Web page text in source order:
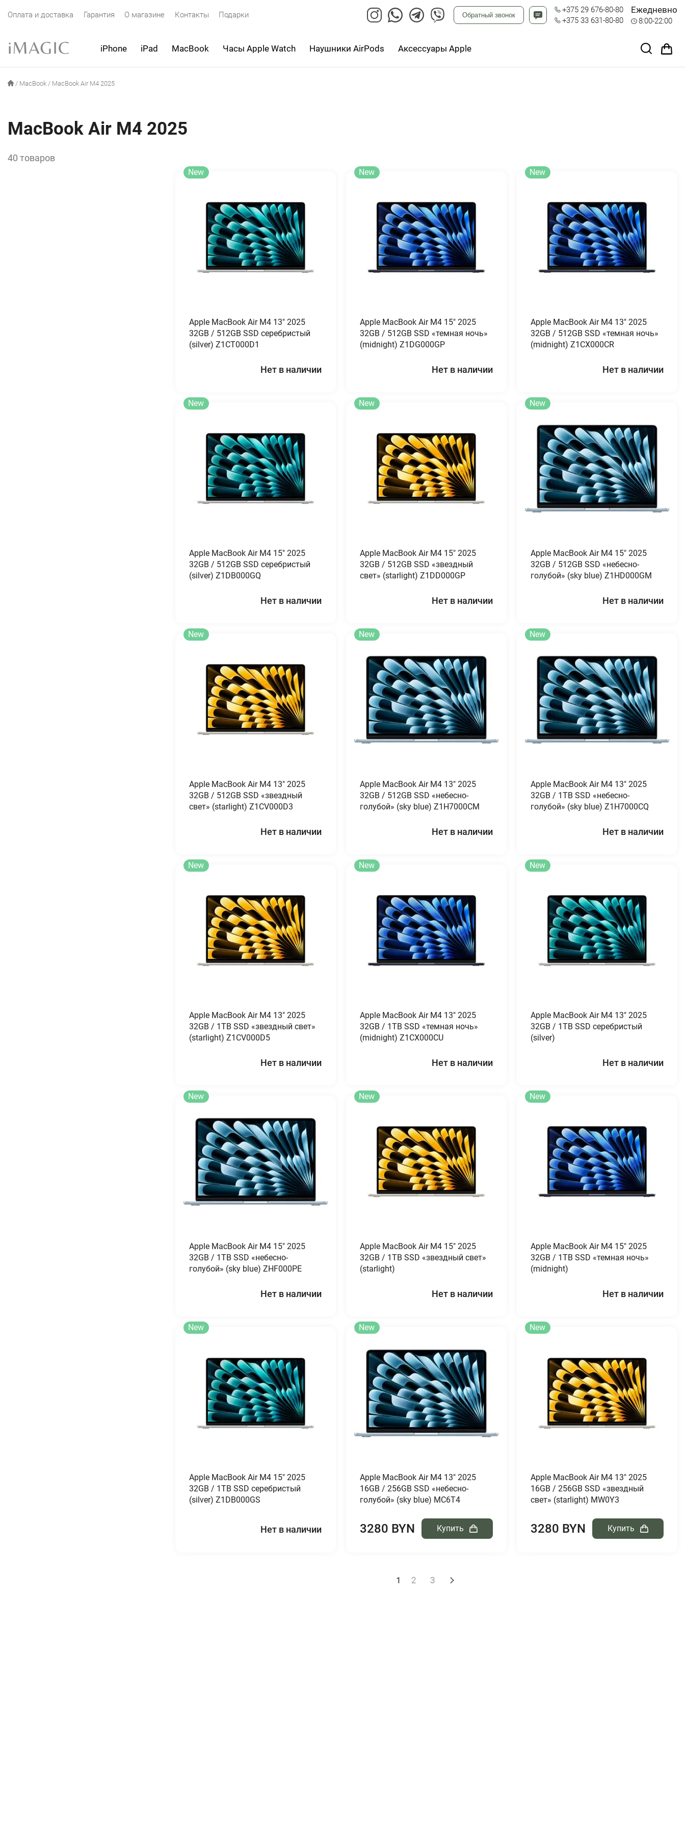
Оплата и доставка Гарантия О магазине Контакты Подарки Обратный звонок
+375 29 676-80-80
+375 33 631-80-80
Ежедневно
8:00-22:00
iPhone iPad MacBook Часы Apple Watch Наушники AirPods Аксессуары Apple
/ MacBook / MacBook Air M4 2025
MacBook Air M4 2025
40 товаров
New
Apple MacBook Air M4 13″ 2025
32GB / 512GB SSD серебристый
(silver) Z1CT000D1
Нет в наличии
New
Apple MacBook Air M4 15″ 2025
32GB / 512GB SSD «темная ночь»
(midnight) Z1DG000GP
Нет в наличии
New
Apple MacBook Air M4 13″ 2025
32GB / 512GB SSD «темная ночь»
(midnight) Z1CX000CR
Нет в наличии
New
Apple MacBook Air M4 15″ 2025
32GB / 512GB SSD серебристый
(silver) Z1DB000GQ
Нет в наличии
New
Apple MacBook Air M4 15″ 2025
32GB / 512GB SSD «звездный
свет» (starlight) Z1DD000GP
Нет в наличии
New
Apple MacBook Air M4 15″ 2025
32GB / 512GB SSD «небесно-
голубой» (sky blue) Z1HD000GM
Нет в наличии
New
Apple MacBook Air M4 13″ 2025
32GB / 512GB SSD «звездный
свет» (starlight) Z1CV000D3
Нет в наличии
New
Apple MacBook Air M4 13″ 2025
32GB / 512GB SSD «небесно-
голубой» (sky blue) Z1H7000CM
Нет в наличии
New
Apple MacBook Air M4 13″ 2025
32GB / 1TB SSD «небесно-
голубой» (sky blue) Z1H7000CQ
Нет в наличии
New
Apple MacBook Air M4 13″ 2025
32GB / 1TB SSD «звездный свет»
(starlight) Z1CV000D5
Нет в наличии
New
Apple MacBook Air M4 13″ 2025
32GB / 1TB SSD «темная ночь»
(midnight) Z1CX000CU
Нет в наличии
New
Apple MacBook Air M4 13″ 2025
32GB / 1TB SSD серебристый
(silver)
Нет в наличии
New
Apple MacBook Air M4 15″ 2025
32GB / 1TB SSD «небесно-
голубой» (sky blue) ZHF000PE
Нет в наличии
New
Apple MacBook Air M4 15″ 2025
32GB / 1TB SSD «звездный свет»
(starlight)
Нет в наличии
New
Apple MacBook Air M4 15″ 2025
32GB / 1TB SSD «темная ночь»
(midnight)
Нет в наличии
New
Apple MacBook Air M4 15″ 2025
32GB / 1TB SSD серебристый
(silver) Z1DB000GS
Нет в наличии
New
Apple MacBook Air M4 13″ 2025
16GB / 256GB SSD «небесно-
голубой» (sky blue) MC6T4
3280 BYN Купить
New
Apple MacBook Air M4 13″ 2025
16GB / 256GB SSD «звездный
свет» (starlight) MW0Y3
3280 BYN Купить
1 2 3